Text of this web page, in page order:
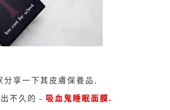
享一下其皮膚保養品,
不久的﹣ 吸血鬼睡眠面膜.